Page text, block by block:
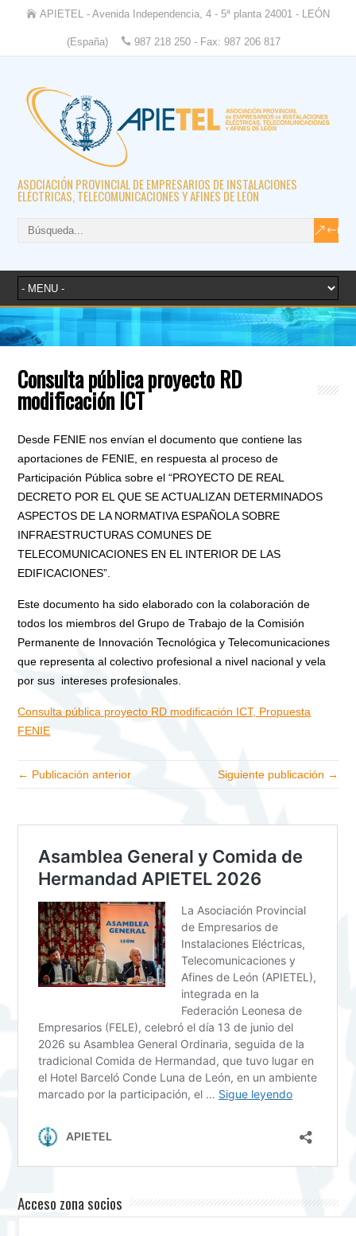
APIETEL - Avenida Independencia, 4 - 5ª planta 24001 - LEÓN
(España) 987 218 250 - Fax: 987 206 817
ASOCIACIÓN PROVINCIAL DE EMPRESARIOS DE INSTALACIONES
ELÉCTRICAS, TELECOMUNICACIONES Y AFINES DE LEÓN
Consulta pública proyecto RD
modificación ICT
Desde FENIE nos envían el documento que contiene las
aportaciones de FENIE, en respuesta al proceso de
Participación Pública sobre el “PROYECTO DE REAL
DECRETO POR EL QUE SE ACTUALIZAN DETERMINADOS
ASPECTOS DE LA NORMATIVA ESPAÑOLA SOBRE
INFRAESTRUCTURAS COMUNES DE
TELECOMUNICACIONES EN EL INTERIOR DE LAS
EDIFICACIONES”.
Este documento ha sido elaborado con la colaboración de
todos los miembros del Grupo de Trabajo de la Comisión
Permanente de Innovación Tecnológica y Telecomunicaciones
que representa al colectivo profesional a nivel nacional y vela
por sus intereses profesionales.
Consulta pública proyecto RD modificación ICT, Propuesta
FENIE
← Publicación anterior Siguiente publicación →
Acceso zona socios